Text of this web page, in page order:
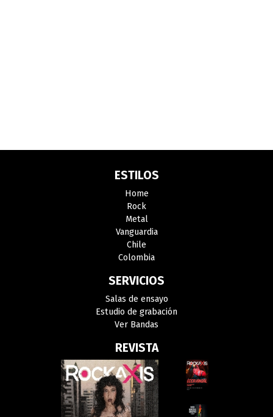
ESTILOS
Home
Rock
Metal
Vanguardia
Chile
Colombia
SERVICIOS
Salas de ensayo
Estudio de grabación
Ver Bandas
REVISTA